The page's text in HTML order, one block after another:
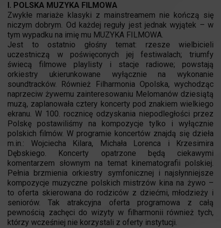
I. POLSKA MUZYKA FILMOWA
Zwykłe mariaże klasyki z mainstreamem nie kończą się
niczym dobrym. Od każdej reguły jest jednak wyjątek – w
tym wypadku na imię mu MUZYKA FILMOWA.
Jest to ostatnio głośny temat: rzesze wielbicieli
uczestniczą w poświęconych jej festiwalach; triumfy
świecą filmowe playlisty i stacje radiowe; powstają
orkiestry ukierunkowane wyłącznie na wykonanie
soundtracków. Również Filharmonia Opolska, wychodząc
naprzeciw żywemu zainteresowaniu Melomanów dziesiątą
muzą, zaplanowała cztery koncerty pod znakiem wielkiego
ekranu. W 100. rocznicę odzyskania niepodległości przez
Polskę postawiliśmy na kompozycje tylko i wyłącznie
polskich filmów. W programie koncertów znajdą się dzieła
m.in.: Wojciecha Kilara, Michała Lorenca i Krzesimira
Dębskiego. Koncerty opatrzone będą ciekawymi
komentarzem słownym na temat kinematografii polskiej.
Pełnia brzmienia orkiestry symfonicznej i najsłynniejsze
kompozycje muzyczne polskich mistrzów kina na żywo –
to oferta skierowana do rodziców z dziećmi, młodzieży i
seniorów. Tak atrakcyjna oferta programowa z całą
pewnością zachęci do wizyty w filharmonii również tych,
którzy wcześniej nie korzystali z oferty instytucji.